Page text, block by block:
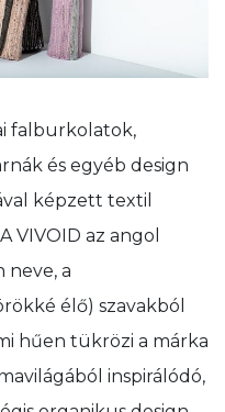
falburkolatok,
és egyéb design
képzett textil
VIVOID az angol
neve, a
élő) szavakból
hűen tükrözi a márka
inspirálódó,